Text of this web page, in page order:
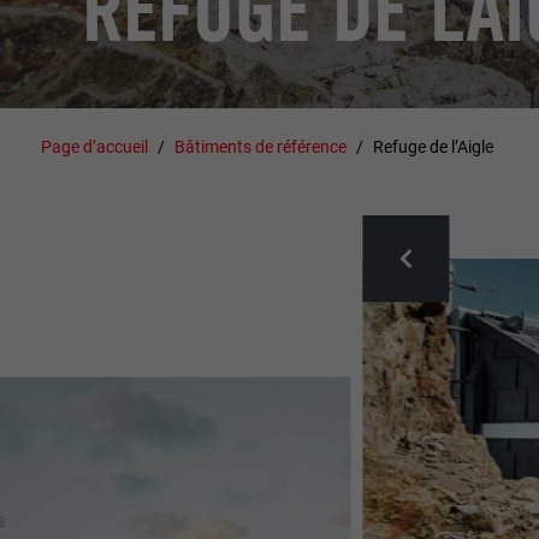
Page d’accueil Bâtiments de référence Refuge de l’Aigle